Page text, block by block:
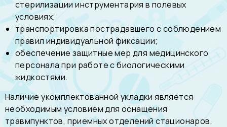
стерилизации инструментария в полевых
условиях;
транспортировка пострадавшего с соблюдением
правил индивидуальной фиксации;
обеспечение защитные мер для медицинского
персонала при работе с биологическими
жидкостями.
Наличие укомплектованной укладки является
необходимым условием для оснащения
травмпунктов, приемных отделений стационаров,